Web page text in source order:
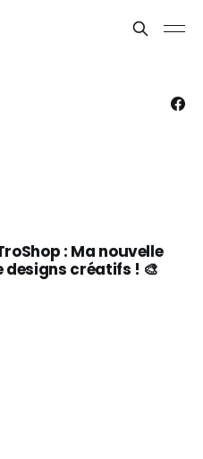
: Ma nouvelle
créatifs ! 🎨